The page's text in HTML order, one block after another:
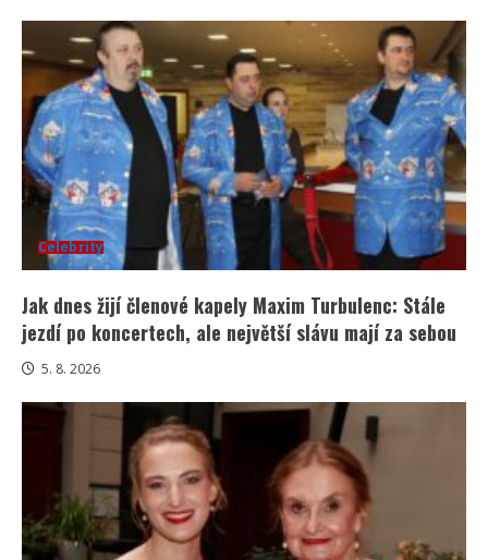
Celebrity
Jak dnes žijí členové kapely Maxim Turbulenc: Stále
jezdí po koncertech, ale největší slávu mají za sebou
5. 8. 2026